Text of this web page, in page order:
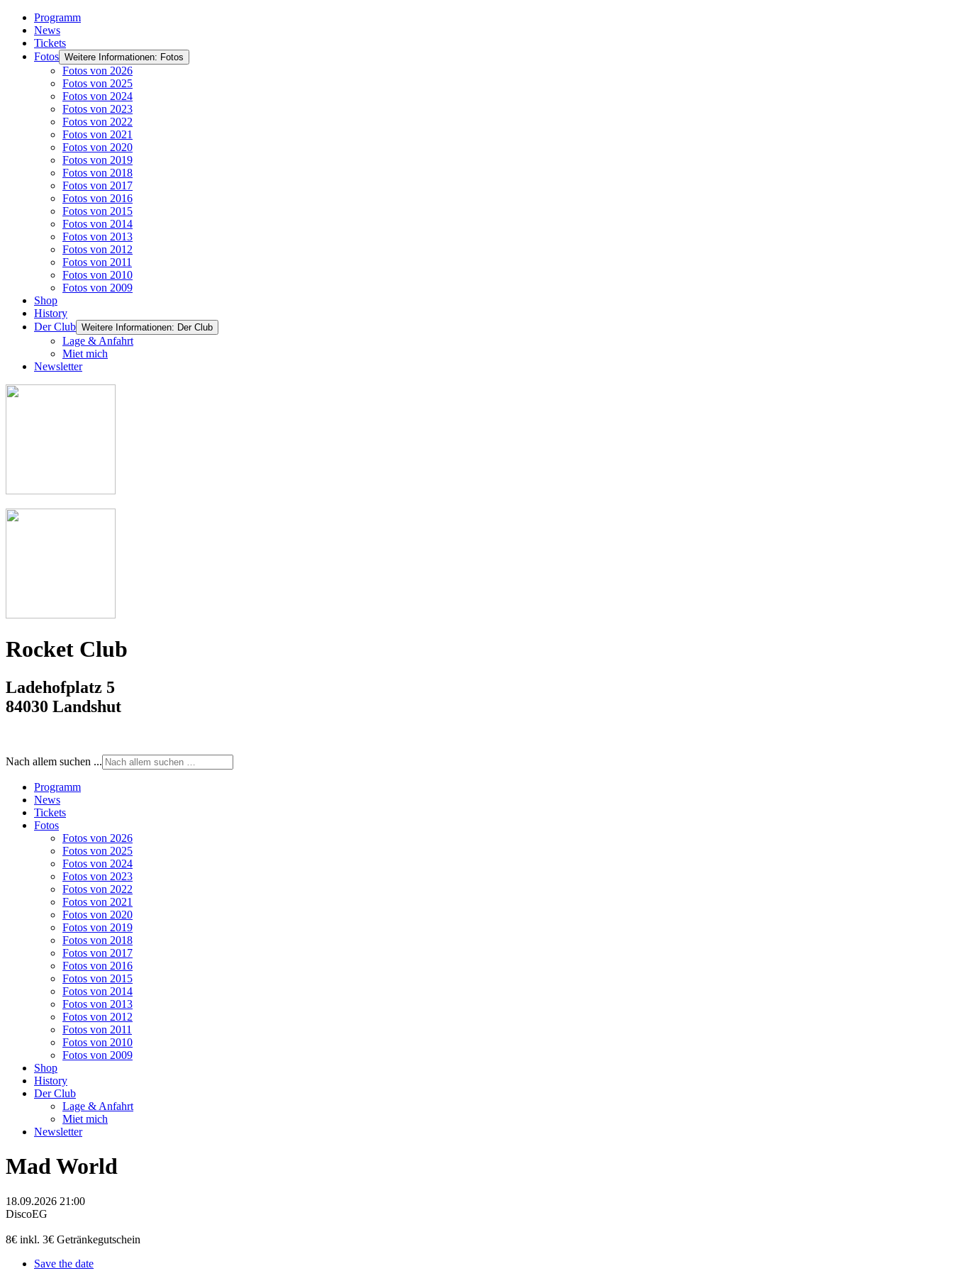
Programm
News
Tickets
Fotos Weitere Informationen: Fotos
Fotos von 2026
Fotos von 2025
Fotos von 2024
Fotos von 2023
Fotos von 2022
Fotos von 2021
Fotos von 2020
Fotos von 2019
Fotos von 2018
Fotos von 2017
Fotos von 2016
Fotos von 2015
Fotos von 2014
Fotos von 2013
Fotos von 2012
Fotos von 2011
Fotos von 2010
Fotos von 2009
Shop
History
Der Club Weitere Informationen: Der Club
Lage & Anfahrt
Miet mich
Newsletter
Rocket Club
Ladehofplatz 5
84030 Landshut
Nach allem suchen ...
Programm
News
Tickets
Fotos
Fotos von 2026
Fotos von 2025
Fotos von 2024
Fotos von 2023
Fotos von 2022
Fotos von 2021
Fotos von 2020
Fotos von 2019
Fotos von 2018
Fotos von 2017
Fotos von 2016
Fotos von 2015
Fotos von 2014
Fotos von 2013
Fotos von 2012
Fotos von 2011
Fotos von 2010
Fotos von 2009
Shop
History
Der Club
Lage & Anfahrt
Miet mich
Newsletter
Mad World
18.09.2026 21:00
DiscoEG
8€ inkl. 3€ Getränkegutschein
Save the date